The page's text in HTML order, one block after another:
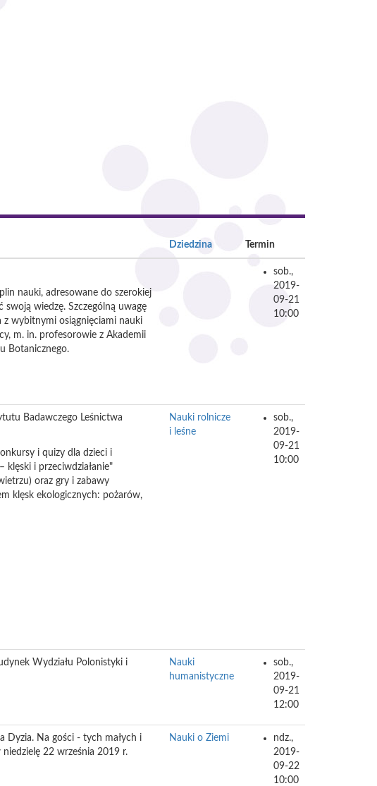
Dziedzina Termin
nauki, adresowane do szerokiej
wiedzę. Szczególną uwagę
z wybitnymi osiągnięciami nauki
m. in. profesorowie z Akademii
Botanicznego.
sob.,
2019-
09-21
10:00
Badawczego Leśnictwa
i quizy dla dzieci i
klęski i przeciwdziałanie"
oraz gry i zabawy
klęsk ekologicznych: pożarów,
Nauki rolnicze
i leśne
sob.,
2019-
09-21
10:00
Wydziału Polonistyki i
Nauki
humanistyczne
sob.,
2019-
09-21
12:00
Dyzia. Na gości - tych małych i
22 września 2019 r.
Nauki o Ziemi
ndz.,
2019-
09-22
10:00